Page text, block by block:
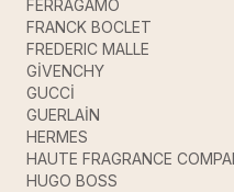
FERRAGAMO
FRANCK BOCLET
FREDERIC MALLE
GİVENCHY
GUCCİ
GUERLAİN
HERMES
HAUTE FRAGRANCE
HUGO BOSS